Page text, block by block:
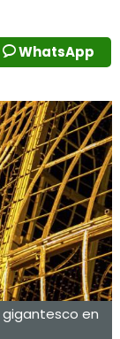
WhatsApp
en